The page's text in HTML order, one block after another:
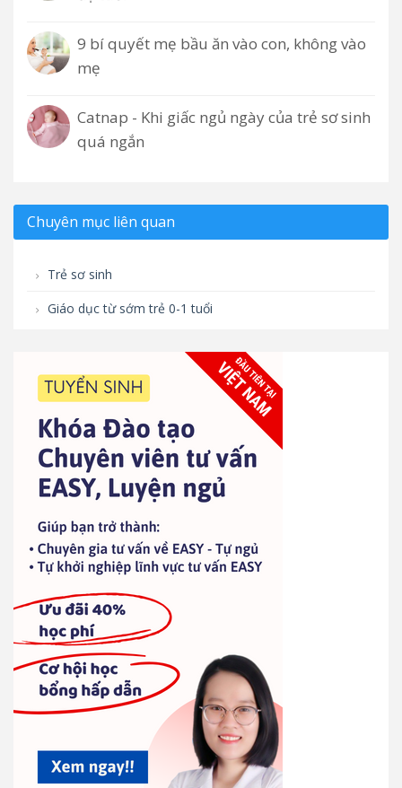
9 bí quyết mẹ bầu ăn vào con, không vào
mẹ
Catnap - Khi giấc ngủ ngày của trẻ sơ sinh
quá ngắn
Chuyên mục liên quan
Trẻ sơ sinh
Giáo dục từ sớm trẻ 0-1 tuổi